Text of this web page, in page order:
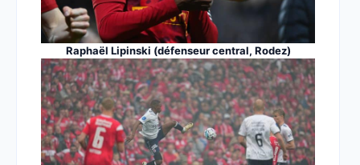
Raphaël Lipinski (défenseur central, Rodez)